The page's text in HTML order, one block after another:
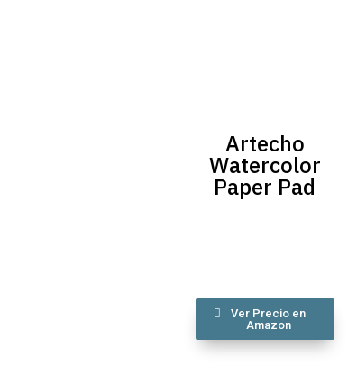
Artecho
Watercolor
Paper Pad
Ver Precio en
Amazon